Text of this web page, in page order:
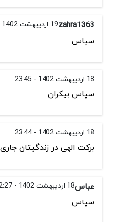
zahra136319 اردیبهشت 1402 - 06:37
سپاس
18 اردیبهشت 1402 - 23:45
سپاس بیکران
18 اردیبهشت 1402 - 23:44
برکت الهی در زندگیتان جاری
عباس18 اردیبهشت 1402 - 22:27
سپاس